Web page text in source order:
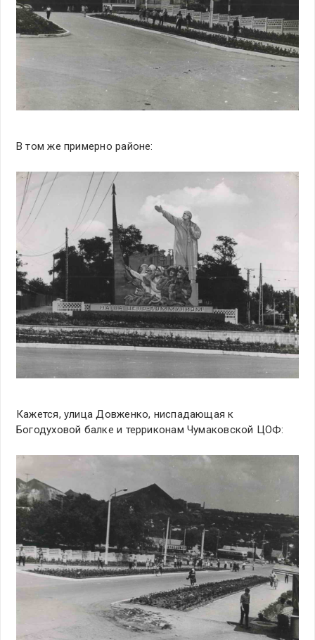
В том же примерно районе:
Кажется, улица Довженко, ниспадающая к
Богодуховой балке и терриконам Чумаковской ЦОФ: